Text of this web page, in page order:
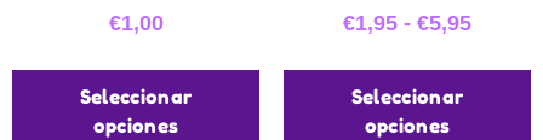
€1,00
Seleccionar
opciones
€1,95 - €5,95
Seleccionar
opciones